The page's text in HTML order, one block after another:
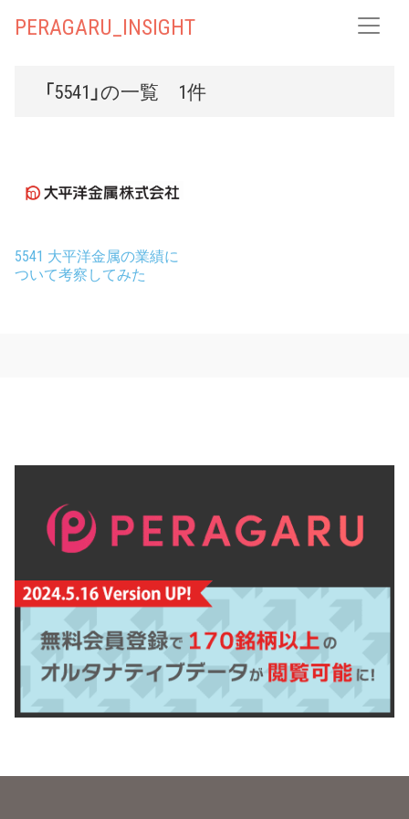
PERAGARU_INSIGHT
「5541」の一覧 1件
5541 大平洋金属の業績に
ついて考察してみた